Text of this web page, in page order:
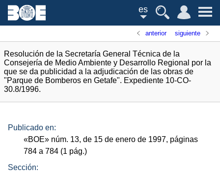
es
anterior siguiente
Resolución de la Secretaría General Técnica de la
Consejería de Medio Ambiente y Desarrollo Regional por la
que se da publicidad a la adjudicación de las obras de
"Parque de Bomberos en Getafe". Expediente 10-CO-
30.8/1996.
Publicado en:
«BOE» núm. 13, de 15 de enero de 1997, páginas
784 a 784 (1 pág.)
Sección: